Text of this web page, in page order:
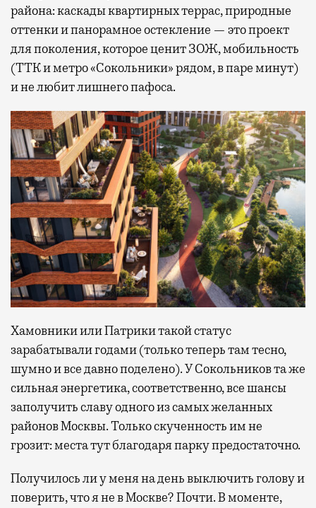
района: каскады квартирных террас, природные
оттенки и панорамное остекление — это проект
для поколения, которое ценит ЗОЖ, мобильность
(ТТК и метро «Сокольники» рядом, в паре минут)
и не любит лишнего пафоса.
Хамовники или Патрики такой статус
зарабатывали годами (только теперь там тесно,
шумно и все давно поделено). У Сокольников та же
сильная энергетика, соответственно, все шансы
заполучить славу одного из самых желанных
районов Москвы. Только скученность им не
грозит: места тут благодаря парку предостаточно.
Получилось ли у меня на день выключить голову и
поверить, что я не в Москве? Почти. В моменте,